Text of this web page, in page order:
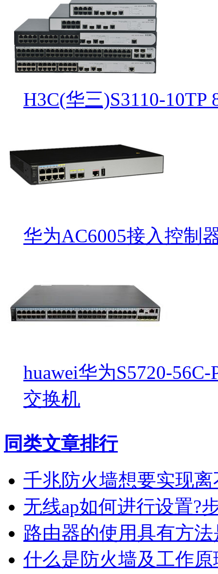
H3C(华三)S3110-10TP
华为AC6005接入控制
huawei华为S5720-
交换机
同类文章排行
千兆防火墙想要实现
无线ap如何进行设置?
路由器的使用具有方
什么是防火墙及工作原